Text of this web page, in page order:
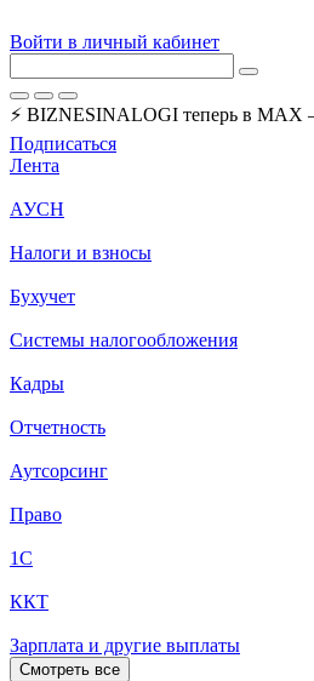
Войти в личный кабинет
⚡ BIZNESINALOGI теперь в MAX
Подписаться
Лента
АУСН
Налоги и взносы
Бухучет
Системы налогообложения
Кадры
Отчетность
Аутсорсинг
Право
1С
ККТ
Зарплата и другие выплаты
Смотреть все